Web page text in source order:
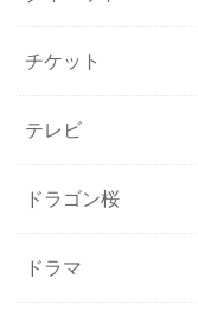
チケット
テレビ
ドラゴン桜
ドラマ